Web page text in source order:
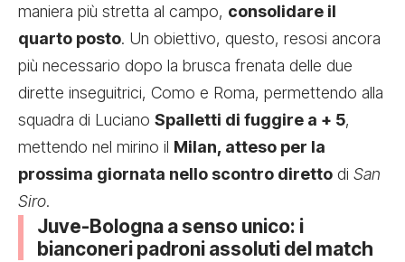
maniera più stretta al campo, consolidare il
quarto posto. Un obiettivo, questo, resosi ancora
più necessario dopo la brusca frenata delle due
dirette inseguitrici, Como e Roma, permettendo alla
squadra di Luciano Spalletti di fuggire a + 5,
mettendo nel mirino il Milan, atteso per la
prossima giornata nello scontro diretto di San
Siro.
Juve-Bologna a senso unico: i
bianconeri padroni assoluti del match